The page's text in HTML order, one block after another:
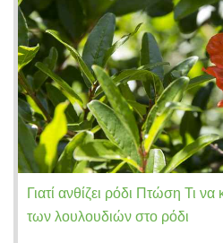
Γιατί ανθίζει ρόδι Πτώση Τι
των λουλουδιών στο ρόδι